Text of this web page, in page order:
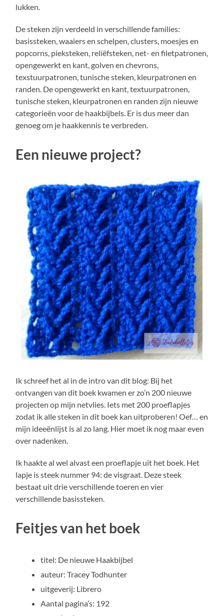
lukken.
De steken zijn verdeeld in verschillende families:
basissteken, waaiers en schelpen, clusters, moesjes en
popcorns, pieksteken, reliëfsteken, net- en filetpatronen,
opengewerkt en kant, golven en chevrons,
texstuurpatronen, tunische steken, kleurpatronen en
randen. De opengewerkt en kant, textuurpatronen,
tunische steken, kleurpatronen en randen zijn nieuwe
categorieën voor de haakbijbels. Er is dus meer dan
genoeg om je haakkennis te verbreden.
Een nieuwe project?
Ik schreef het al in de intro van dit blog: Bij het
ontvangen van dit boek kwamen er zo’n 200 nieuwe
projecten op mijn netvlies. Iets met 200 proeflapjes
zodat ik alle steken in dit boek kan uitproberen! Oef… en
mijn ideeënlijst is al zo lang. Hier moet ik nog maar even
over nadenken.
Ik haakte al wel alvast een proeflapje uit het boek. Het
lapje is steek nummer 94: de visgraat. Deze steek
bestaat uit drie verschillende toeren en vier
verschillende basissteken.
Feitjes van het boek
titel: De nieuwe Haakbijbel
auteur: Tracey Todhunter
uitgeverij: Librero
Aantal pagina’s: 192